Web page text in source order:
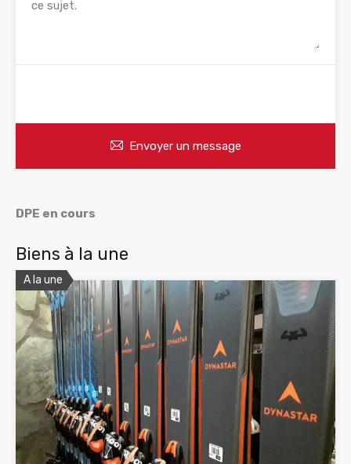
Envoyer un message
DPE en cours
Biens à la une
A la une